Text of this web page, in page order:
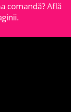
comandă? Află